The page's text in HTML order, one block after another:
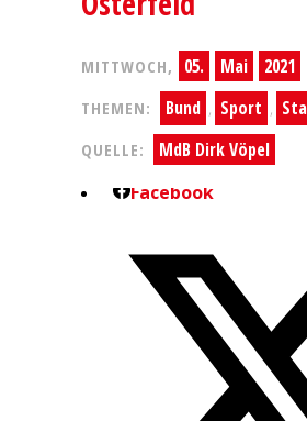
MITTWOCH, 05. Mai 2021
THEMEN: Bund , Sport ,
QUELLE:
MdB Dirk Vöpel
Facebook